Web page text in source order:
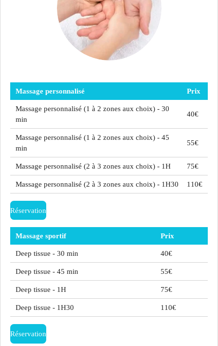
Massage personnalisé Prix
Massage personnalisé (1 à 2 zones aux choix) - 30
min
40€
Massage personnalisé (1 à 2 zones aux choix) - 45
min
55€
Massage personnalisé (2 à 3 zones aux choix) - 1H 75€
Massage personnalisé (2 à 3 zones aux choix) - 1H30 110€
Réservation
Massage sportif Prix
Deep tissue - 30 min 40€
Deep tissue - 45 min 55€
Deep tissue - 1H 75€
Deep tissue - 1H30 110€
Réservation